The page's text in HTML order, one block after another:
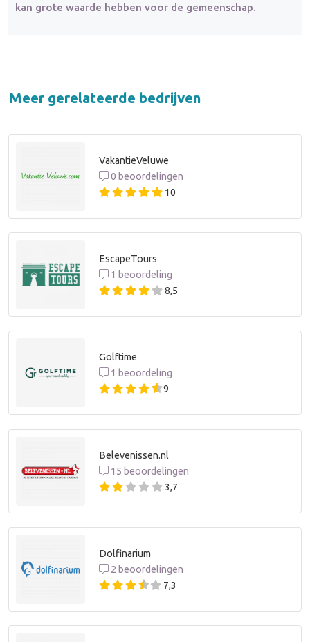
kan grote waarde hebben voor de gemeenschap.
Meer gerelateerde bedrijven
VakantieVeluwe
0 beoordelingen
10
EscapeTours
1 beoordeling
8,5
Golftime
1 beoordeling
9
Belevenissen.nl
15 beoordelingen
3,7
Dolfinarium
2 beoordelingen
7,3